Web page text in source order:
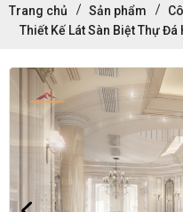
Trang chủ Sản phẩm
Thiết Kế Lát Sàn Biệt Thự Đá